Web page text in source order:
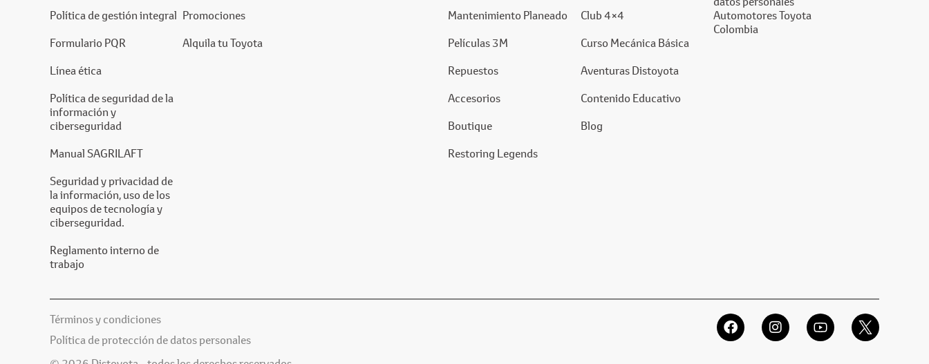
Política de gestión integral
Formulario PQR
Línea ética
Política de seguridad de la
información y
ciberseguridad
Manual SAGRILAFT
Seguridad y privacidad de
la información, uso de los
equipos de tecnología y
ciberseguridad.
Reglamento interno de
trabajo
Promociones
Alquila tu Toyota
Mantenimiento Planeado
Películas 3M
Repuestos
Accesorios
Boutique
Restoring Legends
Club 4×4
Curso Mecánica Básica
Aventuras Distoyota
Contenido Educativo
Blog
Automotores Toyota
Colombia
Términos y condiciones
Política de protección de datos personales